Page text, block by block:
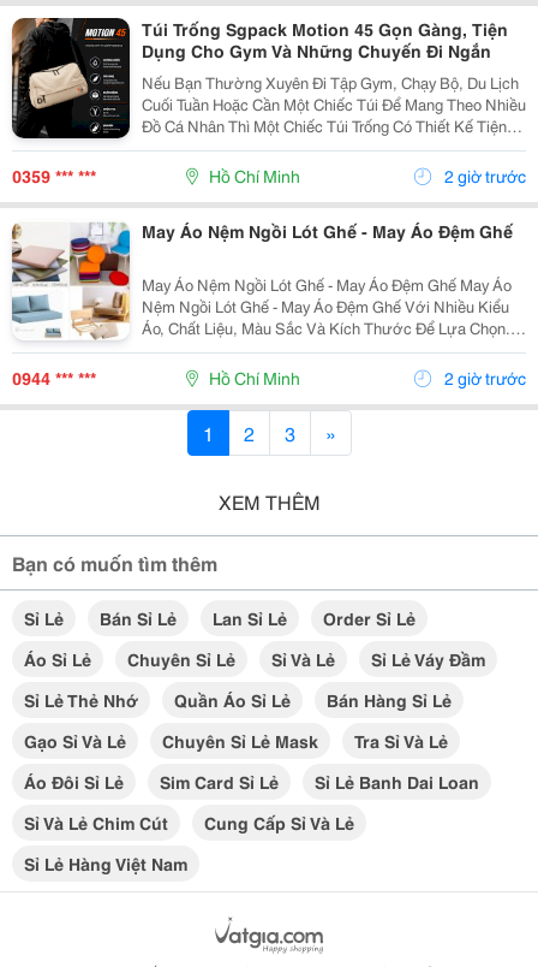
Túi Trống Sgpack Motion 45 Gọn Gàng, Tiện
Dụng Cho Gym Và Những Chuyến Đi Ngắn
Nếu Bạn Thường Xuyên Đi Tập Gym, Chạy Bộ, Du Lịch
Cuối Tuần Hoặc Cần Một Chiếc Túi Để Mang Theo Nhiều
Đồ Cá Nhân Thì Một Chiếc Túi Trống Có Thiết Kế Tiện
Dụng Sẽ Là Lựa Chọn Khá Đáng Cân Nhắc. Gần Đây
Mình Có Tham Khảo Mẫu Sgpack Motion 45 , Một
0359 *** *** Hồ Chí Minh 2 giờ trước
May Áo Nệm Ngồi Lót Ghế - May Áo Đệm Ghế
May Áo Nệm Ngồi Lót Ghế - May Áo Đệm Ghế May Áo
Nệm Ngồi Lót Ghế - May Áo Đệm Ghế Với Nhiều Kiểu
Áo, Chất Liệu, Màu Sắc Và Kích Thước Để Lựa Chọn.
Nemngoi.com Tư Vấn Cấu Trúc Áo Phù Hợp, Báo Giá
Nhanh, Nhận Đơn Sỉ Lẻ Và Số Lượng Từ Ít Đến
Nhiều....
0944 *** *** Hồ Chí Minh 2 giờ trước
1 2 3 »
XEM THÊM
Bạn có muốn tìm thêm
Sỉ Lẻ Bán Sỉ Lẻ Lan Sỉ Lẻ
Order Sỉ Lẻ
Áo Sỉ Lẻ
Chuyên Sỉ Lẻ Sỉ Và Lẻ
Sỉ Lẻ Váy Đầm
Sỉ Lẻ Thẻ Nhớ
Quần Áo Sỉ Lẻ
Bán Hàng Sỉ Lẻ
Gạo Sỉ Và Lẻ
Chuyên Sỉ Lẻ Mask
Tra Sỉ Và Lẻ
Áo Đôi Sỉ Lẻ
Sim Card Sỉ Lẻ
Sỉ Lẻ Banh Dai Loan
Sỉ Và Lẻ Chim Cút
Cung Cấp Sỉ Và Lẻ
Sỉ Lẻ Hàng Việt Nam